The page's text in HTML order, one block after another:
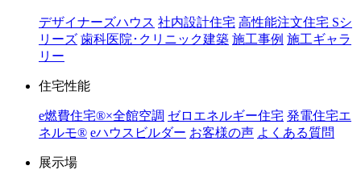
デザイナーズハウス 社内設計住宅 高性能注文住宅 Sシ
リーズ 歯科医院･クリニック建築 施工事例 施工ギャラ
リー
住宅性能
e燃費住宅®︎×全館空調 ゼロエネルギー住宅 発電住宅エ
ネルモ®︎ eハウスビルダー お客様の声 よくある質問
展示場